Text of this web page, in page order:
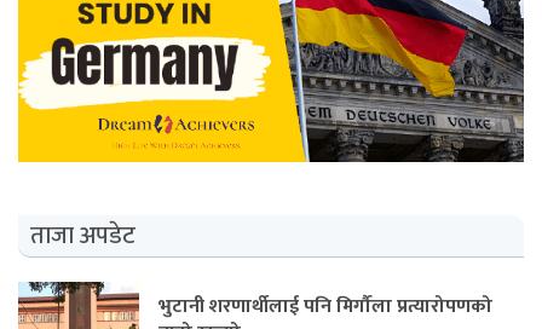
ताजा अपडेट
भुटानी शरणार्थीलाई पनि मिर्गौला प्रत्यारोपणको